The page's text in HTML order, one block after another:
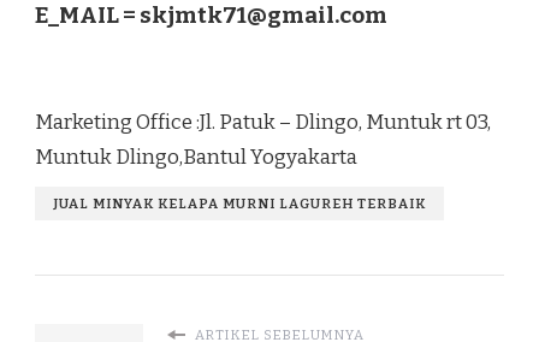
E_MAIL = skjmtk71@gmail.com
Marketing Office :Jl. Patuk – Dlingo, Muntuk rt 03,
Muntuk Dlingo,Bantul Yogyakarta
JUAL MINYAK KELAPA MURNI LAGUREH TERBAIK
ARTIKEL SEBELUMNYA